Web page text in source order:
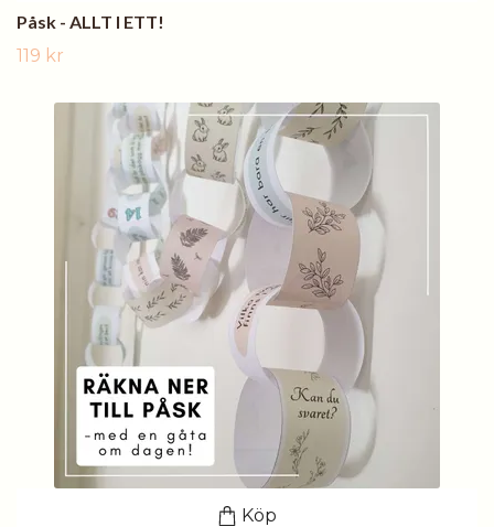
Påsk - ALLT I ETT!
119 kr
Köp